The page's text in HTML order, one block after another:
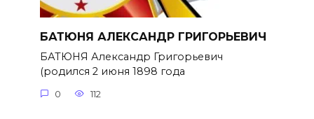
БАТЮНЯ АЛЕКСАНДР ГРИГОРЬЕВИЧ
БАТЮНЯ Александр Григорьевич
(родился 2 июня 1898 года
0 112